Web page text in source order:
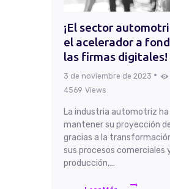
¡El sector
el acelerador a
las firmas digitales!
3 de noviembre de 2023
4569 Views
La industria automotriz ha
mantener su proyección
gracias a la
sus procesos comerciales
producción,…